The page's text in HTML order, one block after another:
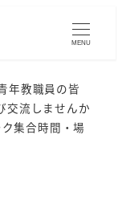
MENU
年教職員の皆
交流しませんか
集合時間・場